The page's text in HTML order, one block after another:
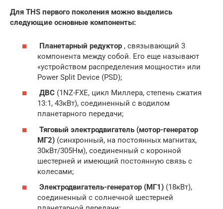
Для THS первого поколения можно выделись
следующие основные компоненты:
Планетарный редуктор , связывающий 3
компонента между собой. Его еще называют
«устройством распределения мощности» или
Power Split Device (PSD);
ДВС (1NZ-FXE, цикл Миллера, степень сжатия
13:1, 43кВт), соединенный с водилом
планетарного передачи;
Тяговый электродвигатель (мотор-генератор
МГ2) (синхронный, на постоянных магнитах,
30кВт/305Нм), соединенный с коронной
шестерней и имеющий постоянную связь с
колесами;
Электродвигатель-генератор (МГ1) (18кВт),
соединенный с солнечной шестерней